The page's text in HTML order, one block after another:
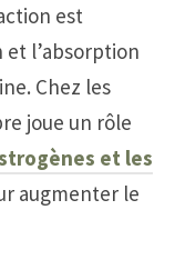
est
l’absorption
Chez les
joue un rôle
et les
augmenter le